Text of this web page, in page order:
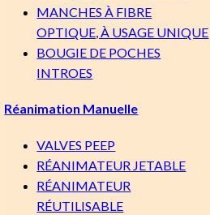
MANCHES À FIBRE
OPTIQUE, À USAGE UNIQUE
BOUGIE DE POCHES
INTROES
Réanimation Manuelle
VALVES PEEP
RÉANIMATEUR JETABLE
RÉANIMATEUR
RÉUTILISABLE
Acheter par catégorie
Respiratoire
Anesthésie
Soins aux nourrissons
Solutions de montage
Ultrason
Vétérinaire